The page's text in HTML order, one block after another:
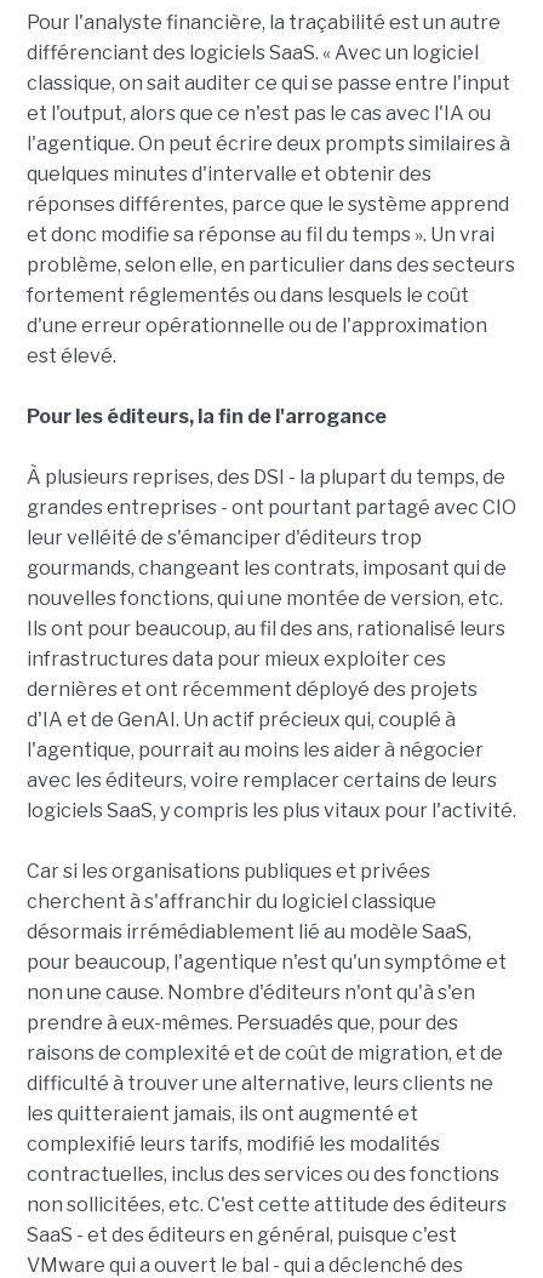
Pour l'analyste financière, la traçabilité est un autre
différenciant des logiciels SaaS. « Avec un logiciel
classique, on sait auditer ce qui se passe entre l'input
et l'output, alors que ce n'est pas le cas avec l'IA ou
l'agentique. On peut écrire deux prompts similaires à
quelques minutes d'intervalle et obtenir des
réponses différentes, parce que le système apprend
et donc modifie sa réponse au fil du temps ». Un vrai
problème, selon elle, en particulier dans des secteurs
fortement réglementés ou dans lesquels le coût
d'une erreur opérationnelle ou de l'approximation
est élevé.
Pour les éditeurs, la fin de l'arrogance
À plusieurs reprises, des DSI - la plupart du temps, de
grandes entreprises - ont pourtant partagé avec CIO
leur velléité de s'émanciper d'éditeurs trop
gourmands, changeant les contrats, imposant qui de
nouvelles fonctions, qui une montée de version, etc.
Ils ont pour beaucoup, au fil des ans, rationalisé leurs
infrastructures data pour mieux exploiter ces
dernières et ont récemment déployé des projets
d'IA et de GenAI. Un actif précieux qui, couplé à
l'agentique, pourrait au moins les aider à négocier
avec les éditeurs, voire remplacer certains de leurs
logiciels SaaS, y compris les plus vitaux pour l'activité.
Car si les organisations publiques et privées
cherchent à s'affranchir du logiciel classique
désormais irrémédiablement lié au modèle SaaS,
pour beaucoup, l'agentique n'est qu'un symptôme et
non une cause. Nombre d'éditeurs n'ont qu'à s'en
prendre à eux-mêmes. Persuadés que, pour des
raisons de complexité et de coût de migration, et de
difficulté à trouver une alternative, leurs clients ne
les quitteraient jamais, ils ont augmenté et
complexifié leurs tarifs, modifié les modalités
contractuelles, inclus des services ou des fonctions
non sollicitées, etc. C'est cette attitude des éditeurs
SaaS - et des éditeurs en général, puisque c'est
VMware qui a ouvert le bal - qui a déclenché des